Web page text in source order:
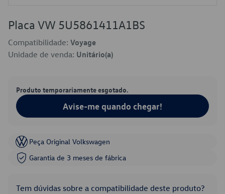
Placa VW 5U5861411A1BS
Compatibilidade: Voyage
Unidade de venda: Unitário(a)
Produto temporariamente esgotado.
Avise-me quando chegar!
Peça Original Volkswagen
Garantia de 3 meses de fábrica
Tem dúvidas sobre a compatibilidade deste produto?